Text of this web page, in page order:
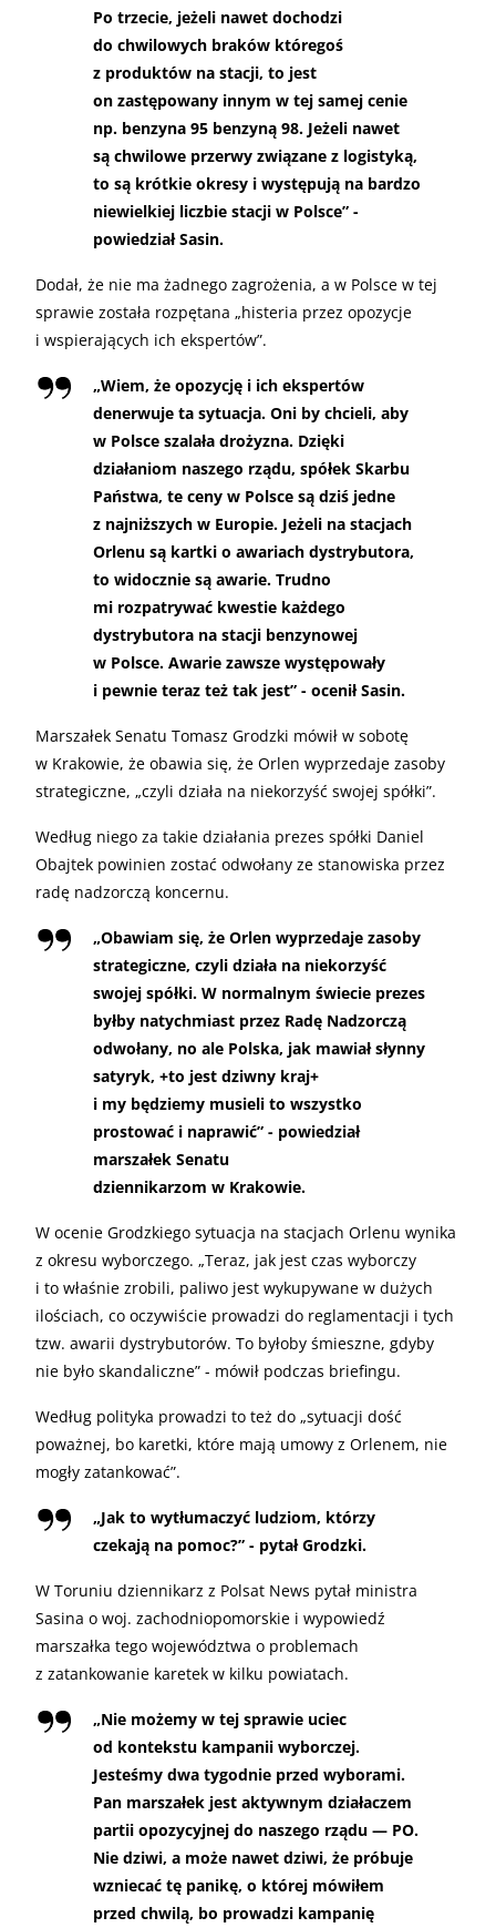
Po trzecie, jeżeli nawet dochodzi
do chwilowych braków któregoś
z produktów na stacji, to jest
on zastępowany innym w tej samej cenie
np. benzyna 95 benzyną 98. Jeżeli nawet
są chwilowe przerwy związane z logistyką,
to są krótkie okresy i występują na bardzo
niewielkiej liczbie stacji w Polsce” -
powiedział Sasin.
Dodał, że nie ma żadnego zagrożenia, a w Polsce w tej
sprawie została rozpętana „histeria przez opozycje
i wspierających ich ekspertów”.
„Wiem, że opozycję i ich ekspertów
denerwuje ta sytuacja. Oni by chcieli, aby
w Polsce szalała drożyzna. Dzięki
działaniom naszego rządu, spółek Skarbu
Państwa, te ceny w Polsce są dziś jedne
z najniższych w Europie. Jeżeli na stacjach
Orlenu są kartki o awariach dystrybutora,
to widocznie są awarie. Trudno
mi rozpatrywać kwestie każdego
dystrybutora na stacji benzynowej
w Polsce. Awarie zawsze występowały
i pewnie teraz też tak jest” - ocenił Sasin.
Marszałek Senatu Tomasz Grodzki mówił w sobotę
w Krakowie, że obawia się, że Orlen wyprzedaje zasoby
strategiczne, „czyli działa na niekorzyść swojej spółki”.
Według niego za takie działania prezes spółki Daniel
Obajtek powinien zostać odwołany ze stanowiska przez
radę nadzorczą koncernu.
„Obawiam się, że Orlen wyprzedaje zasoby
strategiczne, czyli działa na niekorzyść
swojej spółki. W normalnym świecie prezes
byłby natychmiast przez Radę Nadzorczą
odwołany, no ale Polska, jak mawiał słynny
satyryk, +to jest dziwny kraj+
i my będziemy musieli to wszystko
prostować i naprawić” - powiedział
marszałek Senatu
dziennikarzom w Krakowie.
W ocenie Grodzkiego sytuacja na stacjach Orlenu wynika
z okresu wyborczego. „Teraz, jak jest czas wyborczy
i to właśnie zrobili, paliwo jest wykupywane w dużych
ilościach, co oczywiście prowadzi do reglamentacji i tych
tzw. awarii dystrybutorów. To byłoby śmieszne, gdyby
nie było skandaliczne” - mówił podczas briefingu.
Według polityka prowadzi to też do „sytuacji dość
poważnej, bo karetki, które mają umowy z Orlenem, nie
mogły zatankować”.
„Jak to wytłumaczyć ludziom, którzy
czekają na pomoc?” - pytał Grodzki.
W Toruniu dziennikarz z Polsat News pytał ministra
Sasina o woj. zachodniopomorskie i wypowiedź
marszałka tego województwa o problemach
z zatankowanie karetek w kilku powiatach.
„Nie możemy w tej sprawie uciec
od kontekstu kampanii wyborczej.
Jesteśmy dwa tygodnie przed wyborami.
Pan marszałek jest aktywnym działaczem
partii opozycyjnej do naszego rządu — PO.
Nie dziwi, a może nawet dziwi, że próbuje
wzniecać tę panikę, o której mówiłem
przed chwilą, bo prowadzi kampanię